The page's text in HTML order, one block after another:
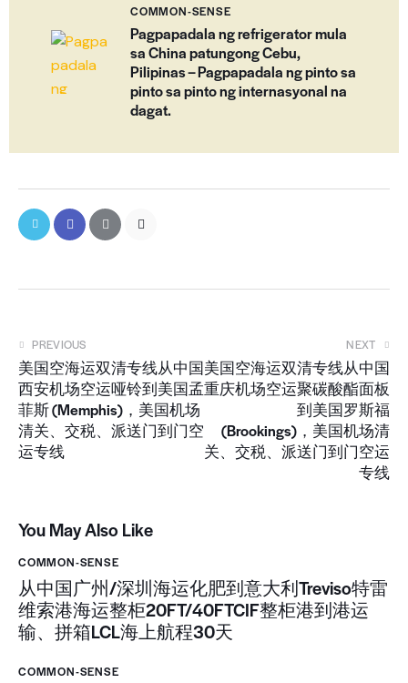
COMMON-SENSE
Pagpapadala ng refrigerator mula
sa China patungong Cebu,
Pilipinas – Pagpapadala ng pinto sa
pinto sa pinto ng internasyonal na
dagat.
PREVIOUS
美国空海运双清专线从中国
西安机场空运哑铃到美国孟
菲斯 (Memphis)，美国机场
清关、交税、派送门到门空
运专线
NEXT
美国空海运双清专线从中国
重庆机场空运聚碳酸酯面板
到美国罗斯福
(Brookings)，美国机场清
关、交税、派送门到门空运
专线
You May Also Like
COMMON-SENSE
从中国广州/深圳海运化肥到意大利Treviso特雷
维索港海运整柜20FT/40FTCIF整柜港到港运
输、拼箱LCL海上航程30天
COMMON-SENSE